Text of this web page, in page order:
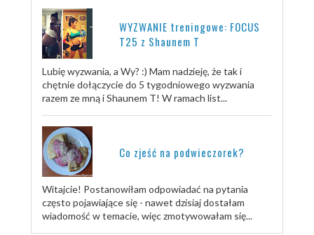
WYZWANIE treningowe: FOCUS
T25 z Shaunem T
Lubię wyzwania, a Wy? :) Mam nadzieję, że tak i
chętnie dołączycie do 5 tygodniowego wyzwania
razem ze mną i Shaunem T! W ramach list...
Co zjeść na podwieczorek?
Witajcie! Postanowiłam odpowiadać na pytania
często pojawiające się - nawet dzisiaj dostałam
wiadomość w temacie, więc zmotywowałam się...